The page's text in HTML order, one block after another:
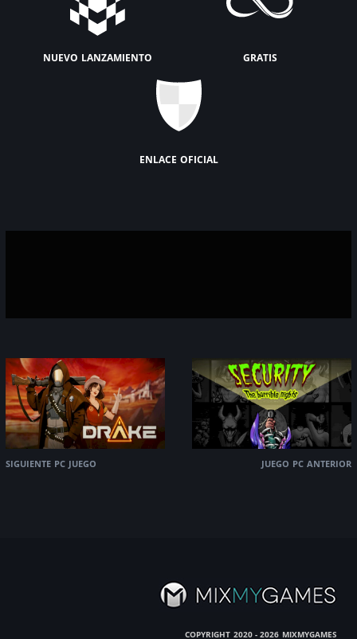
nuevo lanzamiento gratis
enlace oficial
siguiente pc juego juego pc anterior
copyright 2020 - 2026 mixmygames